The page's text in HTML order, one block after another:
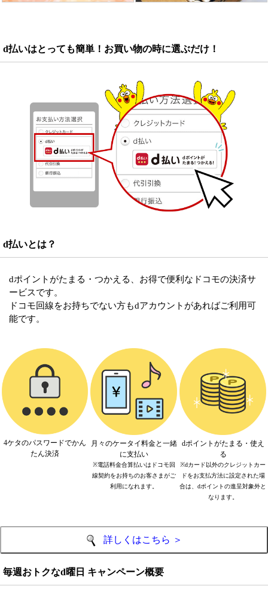
d払いはとっても簡単！お買い物の時に選ぶだけ！
d払いとは？
dポイントがたまる・つかえる、お得で便利なドコモの決済サ
ービスです。
ドコモ回線をお持ちでない方もdアカウントがあればご利用可
能です。
4ケタのパスワードでかん
たん決済
月々のケータイ料金と一緒
に支払い
※電話料金合算払いはドコモ回
線契約をお持ちのお客さまがご
利用になれます。
dポイントがたまる・使え
る
※dカード以外のクレジットカー
ドをお支払方法に設定された場
合は、dポイントの進呈対象外と
なります。
詳しくはこちら ＞
毎週おトクなd曜日 キャンペーン概要